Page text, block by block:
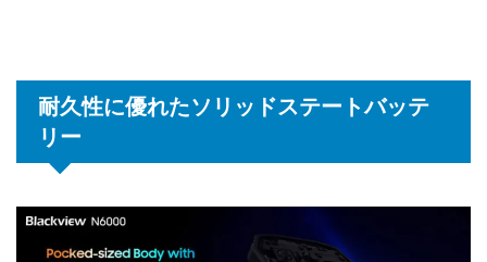
耐久性に優れたソリッドステートバッテ
リー